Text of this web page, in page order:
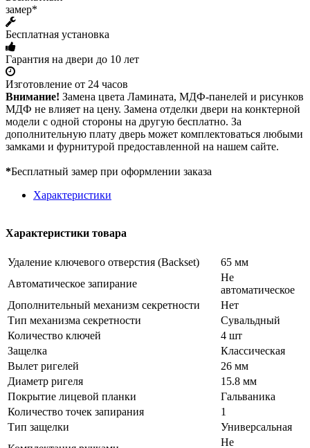
замер*
Бесплатная установка
Гарантия на двери до 10 лет
Изготовление от 24 часов
Внимание! Замена цвета Ламината, МДФ-панелей и рисунков
МДФ не влияет на цену. Замена отделки двери на конктерной
модели с одной стороны на другую бесплатно. За
дополнительную плату дверь может комплектоваться любыми
замками и фурнитурой предоставленной на нашем сайте.
*Бесплатный замер при оформлении заказа
Характеристики
Характеристики товара
Удаление ключевого отверстия (Backset)
65 мм
Автоматическое запирание
Не
автоматическое
Дополнительный механизм секретности
Нет
Тип механизма секретности
Сувальдный
Количество ключей
4 шт
Защелка
Классическая
Вылет ригелей
26 мм
Диаметр ригеля
15.8 мм
Покрытие лицевой планки
Гальваника
Количество точек запирания
1
Тип защелки
Универсальная
Не